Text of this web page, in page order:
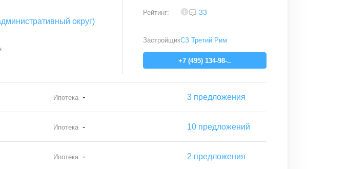
округ)
Рейтинг: 33
ЗастройщикСЗ Третий Рим
+7 (495) 134-98-..
Ипотека - 3 предложения
Ипотека - 10 предложений
Ипотека - 2 предложения